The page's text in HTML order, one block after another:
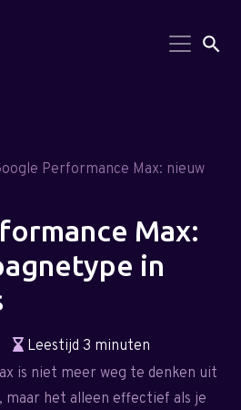
Performance Max: nieuw
Max:
in
Leestijd 3 minuten
is niet meer weg te denken uit
maar het alleen effectief als je